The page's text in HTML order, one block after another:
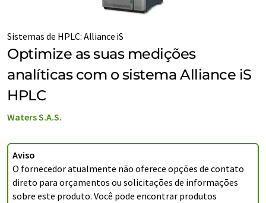
Sistemas de HPLC: Alliance iS
Optimize as suas medições
analíticas com o sistema Alliance iS
HPLC
Waters S.A.S.
Aviso
O fornecedor atualmente não oferece opções de contato
direto para orçamentos ou solicitações de informações
sobre este produto. Você pode encontrar produtos